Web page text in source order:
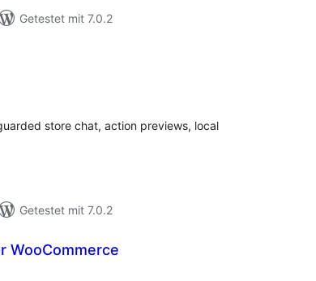
Getestet mit 7.0.2
store chat, action previews, local
Getestet mit 7.0.2
WooCommerce